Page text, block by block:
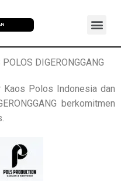
DIGERONGGANG
Polos Indonesia dan
berkomitmen